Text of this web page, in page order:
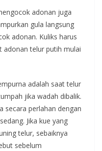
adonan juga
gula langsung
adonan. Kuliks harus
adonan telur putih mulai
adalah saat telur
jika wadah dibalik.
secara perlahan dengan
Jika kue yang
telur, sebaiknya
sebelum